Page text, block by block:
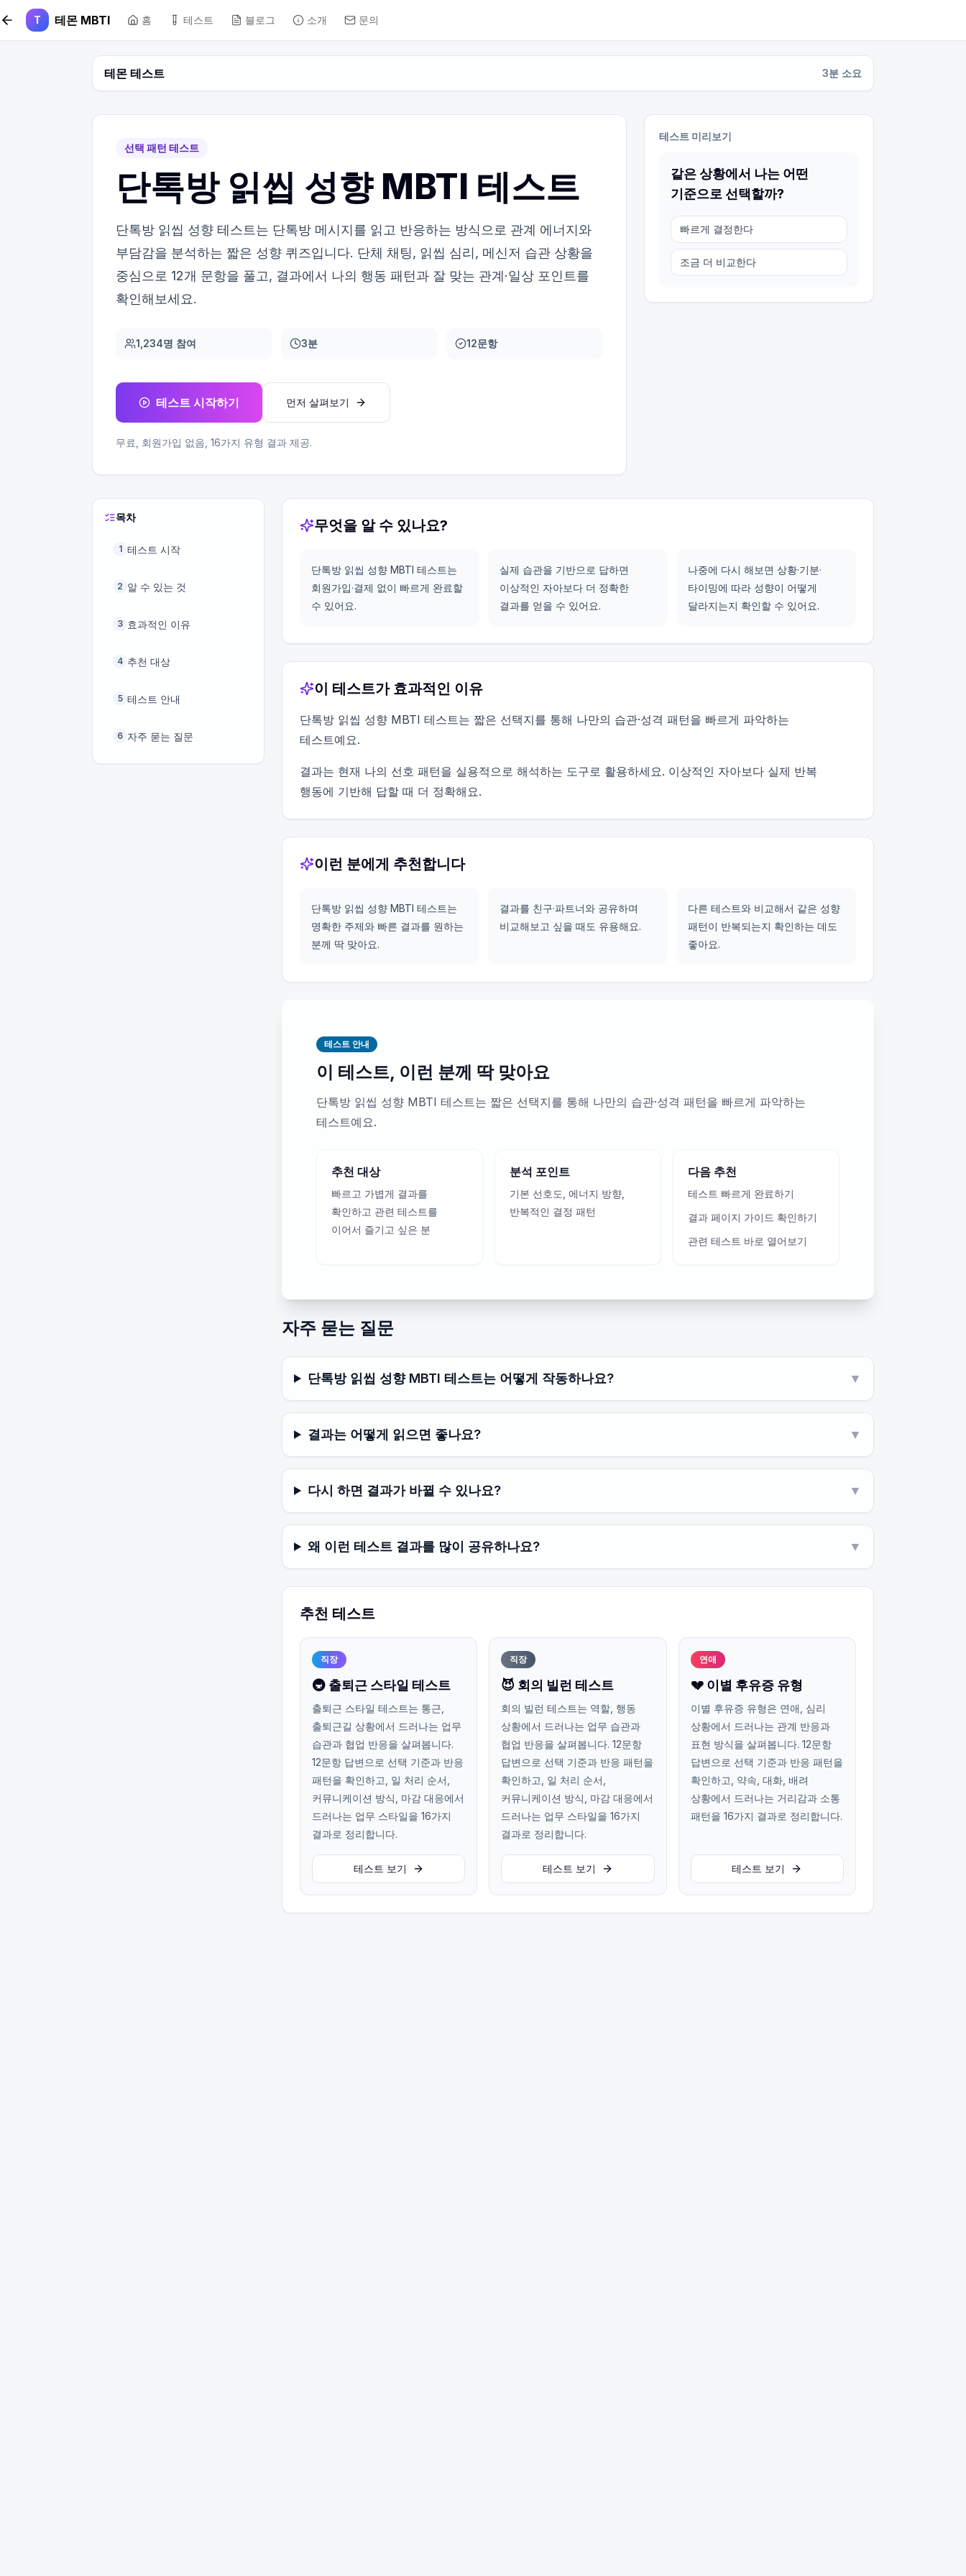
본문 바로가기
T 테몬 MBTI 홈 테스트 블로그 소개 문의
테몬 테스트 3분 소요
선택 패턴 테스트
단톡방 읽씹 성향 MBTI 테스트
단톡방 읽씹 성향 테스트는 단톡방 메시지를 읽고 반응하는 방식으로 관계 에너지와
부담감을 분석하는 짧은 성향 퀴즈입니다. 단체 채팅, 읽씹 심리, 메신저 습관 상황을
중심으로 12개 문항을 풀고, 결과에서 나의 행동 패턴과 잘 맞는 관계·일상 포인트를
확인해보세요.
1,234명 참여 3분 12문항
테스트 시작하기 먼저 살펴보기
무료, 회원가입 없음, 16가지 유형 결과 제공.
테스트 미리보기
같은 상황에서 나는 어떤
기준으로 선택할까?
빠르게 결정한다
조금 더 비교한다
목차
1 테스트 시작
2 알 수 있는 것
3 효과적인 이유
4 추천 대상
5 테스트 안내
6 자주 묻는 질문
무엇을 알 수 있나요?
단톡방 읽씹 성향 MBTI 테스트는
회원가입·결제 없이 빠르게 완료할
수 있어요.
실제 습관을 기반으로 답하면
이상적인 자아보다 더 정확한
결과를 얻을 수 있어요.
나중에 다시 해보면 상황·기분·
타이밍에 따라 성향이 어떻게
달라지는지 확인할 수 있어요.
이 테스트가 효과적인 이유
단톡방 읽씹 성향 MBTI 테스트는 짧은 선택지를 통해 나만의 습관·성격 패턴을 빠르게 파악하는
테스트예요.
결과는 현재 나의 선호 패턴을 실용적으로 해석하는 도구로 활용하세요. 이상적인 자아보다 실제 반복
행동에 기반해 답할 때 더 정확해요.
이런 분에게 추천합니다
단톡방 읽씹 성향 MBTI 테스트는
명확한 주제와 빠른 결과를 원하는
분께 딱 맞아요.
결과를 친구·파트너와 공유하며
비교해보고 싶을 때도 유용해요.
다른 테스트와 비교해서 같은 성향
패턴이 반복되는지 확인하는 데도
좋아요.
테스트 안내
이 테스트, 이런 분께 딱 맞아요
단톡방 읽씹 성향 MBTI 테스트는 짧은 선택지를 통해 나만의 습관·성격 패턴을 빠르게 파악하는
테스트예요.
추천 대상
빠르고 가볍게 결과를
확인하고 관련 테스트를
이어서 즐기고 싶은 분
분석 포인트
기본 선호도, 에너지 방향,
반복적인 결정 패턴
다음 추천
테스트 빠르게 완료하기
결과 페이지 가이드 확인하기
관련 테스트 바로 열어보기
자주 묻는 질문
단톡방 읽씹 성향 MBTI 테스트는 어떻게 작동하나요? ▼
결과는 어떻게 읽으면 좋나요? ▼
다시 하면 결과가 바뀔 수 있나요? ▼
왜 이런 테스트 결과를 많이 공유하나요? ▼
추천 테스트
직장
🚇 출퇴근 스타일 테스트
출퇴근 스타일 테스트는 통근,
출퇴근길 상황에서 드러나는 업무
습관과 협업 반응을 살펴봅니다.
12문항 답변으로 선택 기준과 반응
패턴을 확인하고, 일 처리 순서,
커뮤니케이션 방식, 마감 대응에서
드러나는 업무 스타일을 16가지
결과로 정리합니다.
테스트 보기
직장
😈 회의 빌런 테스트
회의 빌런 테스트는 역할, 행동
상황에서 드러나는 업무 습관과
협업 반응을 살펴봅니다. 12문항
답변으로 선택 기준과 반응 패턴을
확인하고, 일 처리 순서,
커뮤니케이션 방식, 마감 대응에서
드러나는 업무 스타일을 16가지
결과로 정리합니다.
테스트 보기
연애
💔 이별 후유증 유형
이별 후유증 유형은 연애, 심리
상황에서 드러나는 관계 반응과
표현 방식을 살펴봅니다. 12문항
답변으로 선택 기준과 반응 패턴을
확인하고, 약속, 대화, 배려
상황에서 드러나는 거리감과 소통
패턴을 16가지 결과로 정리합니다.
테스트 보기